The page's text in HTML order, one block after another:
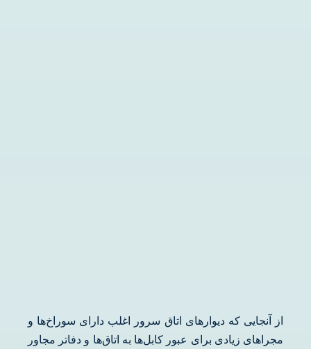
از آنجایی که دیوارهای اتاق سرور اغلب دارای سوراخ‌ها و
مجراهای زیادی برای عبور کابل‌ها به اتاق‌ها و دفاتر مجاور